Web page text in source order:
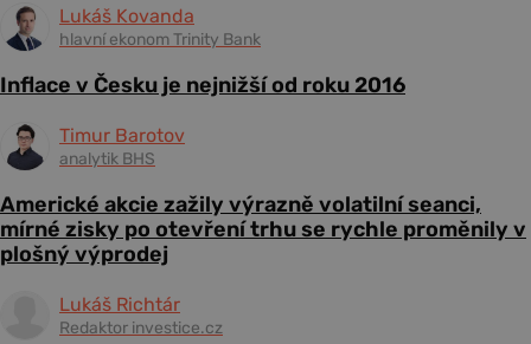
Lukáš Kovanda
hlavní ekonom Trinity Bank
Inflace v Česku je nejnižší od roku 2016
Timur Barotov
analytik BHS
Americké akcie zažily výrazně volatilní seanci,
mírné zisky po otevření trhu se rychle proměnily v
plošný výprodej
Lukáš Richtár
Redaktor investice.cz